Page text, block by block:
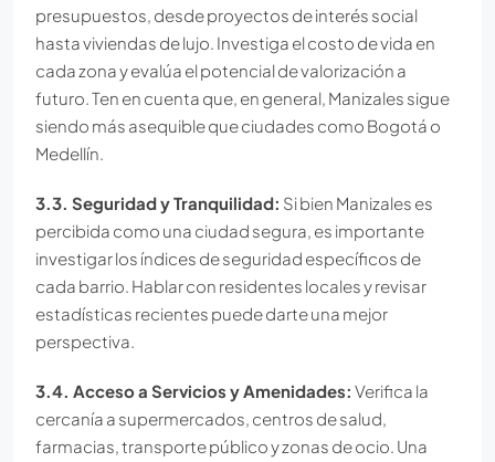
presupuestos, desde proyectos de interés social
hasta viviendas de lujo. Investiga el costo de vida en
cada zona y evalúa el potencial de valorización a
futuro. Ten en cuenta que, en general, Manizales sigue
siendo más asequible que ciudades como Bogotá o
Medellín.
3.3. Seguridad y Tranquilidad: Si bien Manizales es
percibida como una ciudad segura, es importante
investigar los índices de seguridad específicos de
cada barrio. Hablar con residentes locales y revisar
estadísticas recientes puede darte una mejor
perspectiva.
3.4. Acceso a Servicios y Amenidades: Verifica la
cercanía a supermercados, centros de salud,
farmacias, transporte público y zonas de ocio. Una